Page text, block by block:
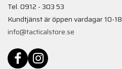
Tel. 0912 - 303 53
Kundtjänst är öppen vardagar 10-18
info@tacticalstore.se